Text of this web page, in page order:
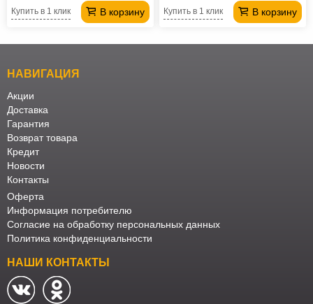
В корзину
Купить в 1 клик В корзину
Купить в 1 клик
НАВИГАЦИЯ
Акции
Доставка
Гарантия
Возврат товара
Кредит
Новости
Контакты
Оферта
Информация потребителю
Согласие на обработку персональных данных
Политика конфиденциальности
НАШИ КОНТАКТЫ